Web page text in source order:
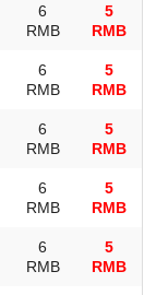
6
RMB
5
RMB
6
RMB
5
RMB
6
RMB
5
RMB
6
RMB
5
RMB
6
RMB
5
RMB